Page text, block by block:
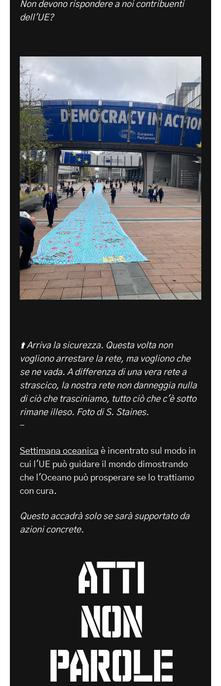
Non devono rispondere a noi contribuenti
dell'UE?
⬆️ Arriva la sicurezza. Questa volta non
vogliono arrestare la rete, ma vogliono che
se ne vada. A differenza di una vera rete a
strascico, la nostra rete non danneggia nulla
di ciò che trasciniamo, tutto ciò che c'è sotto
rimane illeso. Foto di S. Staines.
-
Settimana oceanica è incentrato sul modo in
cui l'UE può guidare il mondo dimostrando
che l'Oceano può prosperare se lo trattiamo
con cura.
Questo accadrà solo se sarà supportato da
azioni concrete.
atti
non
parole